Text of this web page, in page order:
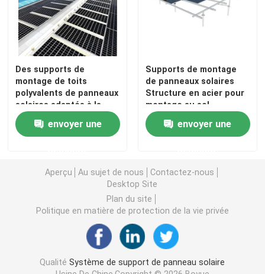
Des supports de
montage de toits
polyvalents de panneaux
solaires adaptés à la
plupart des types de
toits en tuiles avec une
construction en
montage rapide
envoyer une
Supports de montage
de panneaux solaires
Structure en acier pour
montage au sol
Composants en
aluminium Adaptés aux
petites et grandes
envoyer une
Aperçu Au sujet de nous
Contactez-nous
Desktop Site
Plan du site
Politique en matière de protection de la vie privée
QualitéSystème de support de panneau solaire